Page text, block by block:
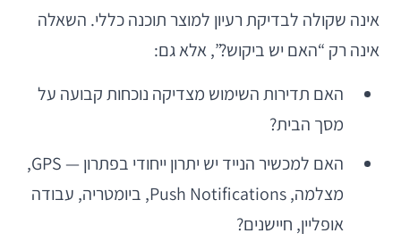
אינה שקולה לבדיקת רעיון למוצר תוכנה כללי. השאלה
אינה רק “האם יש ביקוש?”, אלא גם:
האם תדירות השימוש מצדיקה נוכחות קבועה על
מסך הבית?
האם למכשיר הנייד יש יתרון ייחודי בפתרון — GPS,
מצלמה, Push Notifications, ביומטריה, עבודה
אופליין, חיישנים?